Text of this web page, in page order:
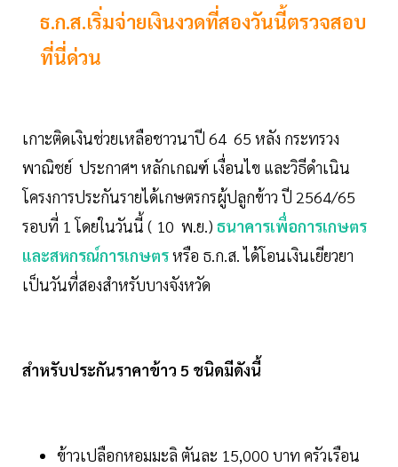
ธ.ก.ส.เริ่มจ่ายเงินงวดที่สองวันนี้ตรวจสอบ
ที่นี่ด่วน
เกาะติดเงินช่วยเหลือชาวนาปี 64 65 หลัง กระทรวง
พาณิชย์ ประกาศฯ หลักเกณฑ์ เงื่อนไข และวิธีดำเนิน
โครงการประกันรายได้เกษตรกรผู้ปลูกข้าว ปี 2564/65
รอบที่ 1 โดยในวันนี้ ( 10 พ.ย.) ธนาคารเพื่อการเกษตร
และสหกรณ์การเกษตรหรือ ธ.ก.ส. ได้โอนเงินเยียวยา
เป็นวันที่สองสำหรับบางจังหวัด
สำหรับประกันราคาข้าว 5 ชนิดมีดังนี้
ข้าวเปลือกหอมมะลิ ตันละ 15,000 บาท ครัวเรือน